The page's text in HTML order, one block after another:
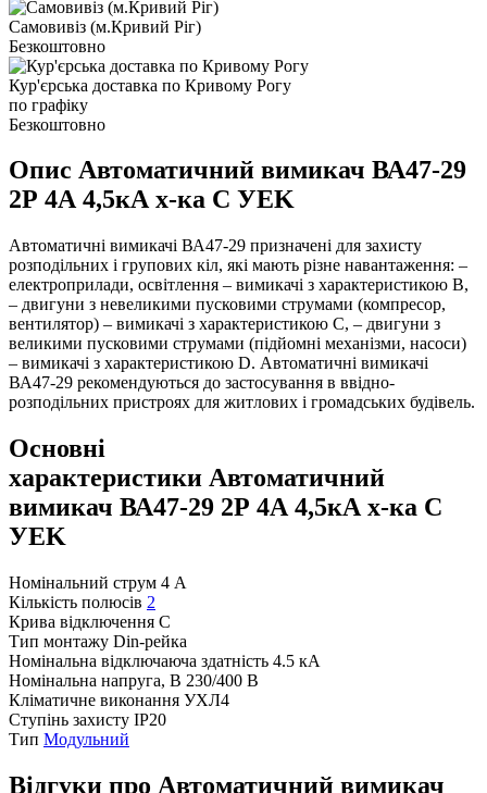
Самовивіз (м.Кривий Ріг)
Безкоштовно
Кур'єрська доставка по Кривому Рогу
по графіку
Безкоштовно
Опис Автоматичний вимикач ВА47-29
2Р 4А 4,5кА х-ка C УEK
Автоматичні вимикачі ВА47-29 призначені для захисту
розподільних і групових кіл, які мають різне навантаження: –
електроприлади, освітлення – вимикачі з характеристикою B,
– двигуни з невеликими пусковими струмами (компресор,
вентилятор) – вимикачі з характеристикою C, – двигуни з
великими пусковими струмами (підйомні механізми, насоси)
– вимикачі з характеристикою D. Автоматичні вимикачі
ВА47-29 рекомендуються до застосування в ввідно-
розподільних пристроях для житлових і громадських будівель.
Основні
характеристики Автоматичний
вимикач ВА47-29 2Р 4А 4,5кА х-ка C
УEK
Номінальний струм 4 А
Кількість полюсів 2
Крива відключення C
Тип монтажу Din-рейка
Номінальна відключаюча здатність 4.5 кА
Номінальна напруга, В 230/400 В
Кліматичне виконання УХЛ4
Ступінь захисту IP20
Тип Модульний
Відгуки про Автоматичний вимикач